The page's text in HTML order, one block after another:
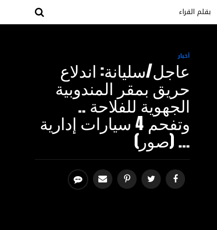
بقلم القراء
أخبار
عاجل/سليانة: اندلاع
حريق بمقر المندوبية
الجهوية للفلاحة ..
وتفحم 4 سيارات إدارية
… (صور)